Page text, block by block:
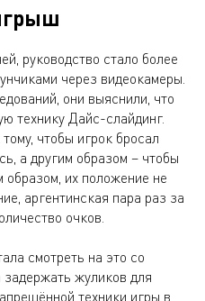
руководство стало более
через видеокамеры.
они выяснили, что
технику Дайс-слайдинг.
чтобы игрок бросал
а другим образом – чтобы
образом, их положение не
аргентинская пара раз за
очков.
смотреть на это со
жуликов для
техники игры в